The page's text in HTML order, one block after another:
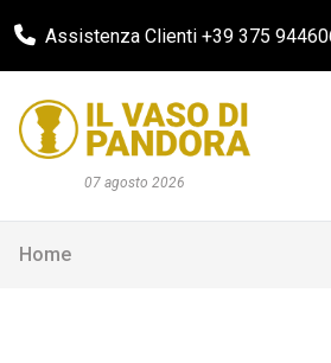
Assistenza Clienti +39 375
07 agosto 2026
Home